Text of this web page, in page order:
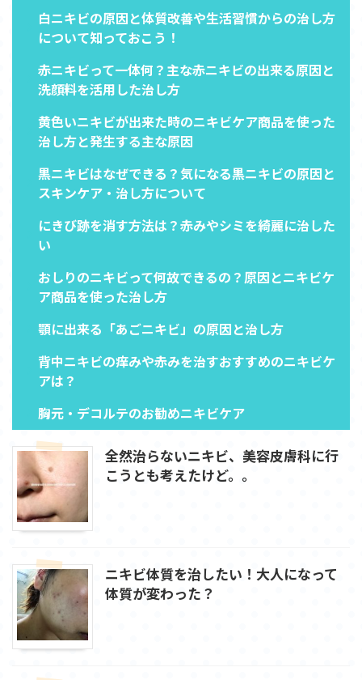
白ニキビの原因と体質改善や生活習慣からの治し方
について知っておこう！
赤ニキビって一体何？主な赤ニキビの出来る原因と
洗顔料を活用した治し方
黄色いニキビが出来た時のニキビケア商品を使った
治し方と発生する主な原因
黒ニキビはなぜできる？気になる黒ニキビの原因と
スキンケア・治し方について
にきび跡を消す方法は？赤みやシミを綺麗に治した
い
おしりのニキビって何故できるの？原因とニキビケ
ア商品を使った治し方
顎に出来る「あごニキビ」の原因と治し方
背中ニキビの痒みや赤みを治すおすすめのニキビケ
アは？
胸元・デコルテのお勧めニキビケア
全然治らないニキビ、美容皮膚科に行
こうとも考えたけど。。
ニキビ体質を治したい！大人になって
体質が変わった？